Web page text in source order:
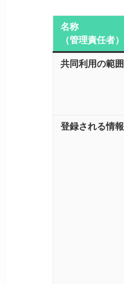
名称
（管理責任者）
共同利用の範囲
登録される情報